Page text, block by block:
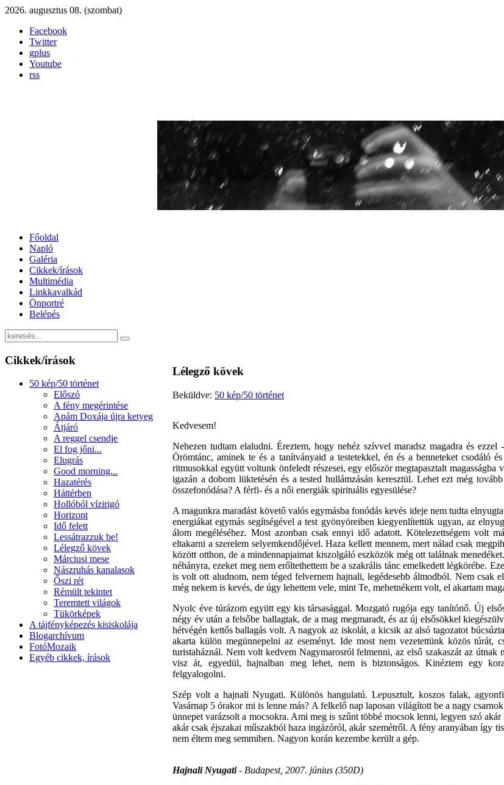
2026. augusztus 08. (szombat)
Facebook
Twitter
gplus
Youtube
rss
Főoldal
Napló
Galéria
Cikkek/írások
Multimédia
Linkkavalkád
Önportré
Belépés
Lélegző kövek
Beküldve: 50 kép/50 történet
Kedvesem!
Nehezen tudtam elaludni. Éreztem, hogy nehéz szívvel maradsz magadra és
Örömtánc, aminek te és a tanítványaid a testetekkel, én és a benneteket csodáló
ritmusokkal együtt voltunk önfeledt részesei, egy először megtapasztalt magasságba
igazán a dobom lüktetésén és a tested hullámzásán keresztül. Lehet ezt még
összefonódása? A férfi- és a női energiák spirituális egyesülése?
A magunkra maradást követő valós egymásba fonódás kevés ideje nem tudta
energiákat egymás segítségével a test gyönyöreiben kiegyenlítettük ugyan, az
álom megéléséhez. Most azonban csak ennyi idő adatott. Kötelezettségem volt
eltakarni a szerelem selyemkendőjével. Haza kellett mennem, mert nálad csak
között otthon, de a mindennapjaimat kiszolgáló eszközök még ott találnak
néhányra, ezeket meg nem erőltethettem be a szakrális tánc emelkedett légkörébe.
is volt ott aludnom, nem téged felvernem hajnali, legédesebb álmodból. Nem csak
még nekem is kevés, de úgy lehettem vele, mint Te, mehetnékem volt, el akartam
Nyolc éve túrázom együtt egy kis társasággal. Mozgató rugója egy tanítónő. Új
négy év után a felsőbe ballagtak, de a mag megmaradt, és az új elsősökkel
hétvégén kettős ballagás volt. A nagyok az iskolát, a kicsik az alsó tagozatot
akarta külön megünnepelni az eseményt. Ide most nem vezetettünk közös túrát,
turistaháznál. Nem volt kedvem Nagymarosról felmenni, az első szakaszát az útnak
visz át, egyedül, hajnalban meg lehet, nem is biztonságos. Kinéztem egy
felgyalogolni.
Szép volt a hajnali Nyugati. Különös hangulatú. Lepusztult, koszos falak,
Vasárnap 5 órakor mi is lenne más? A felkelő nap laposan világított be a nagy
ünnepet varázsolt a mocsokra. Ami meg is szűnt többé mocsok lenni, legyen szó
akár csak éjszakai műszakból haza ingázóról, akár szemétről. A fény aranyában így
nem éltem meg semmiben. Nagyon korán kezembe került a gép.
Hajnali Nyugati- Budapest, 2007. június (350D)
Cikkek/írások
50 kép/50 történet
Előszó
A fény megérintése
Apám Doxája újra ketyeg
Átjáró
A reggel csendje
El fog jőni...
Elugrás
Good morning...
Hazatérés
Háttérben
Hollóból vízirigó
Horizont
Idő felett
Lessátrazzuk be!
Lélegző kövek
Márciusi mese
Nászruhás kanalasok
Őszi rét
Rémült tekintet
Teremtett világok
Tükörképek
A tájfényképezés kisiskolája
Blogarchívum
FotóMozaik
Egyéb cikkek, írások